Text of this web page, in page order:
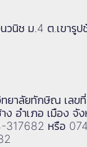
นิช ม.4 ต.เขารูป
ยาลัยทักษิณ เลข
ง อำเภอ เมือง จั
317682 หรือ